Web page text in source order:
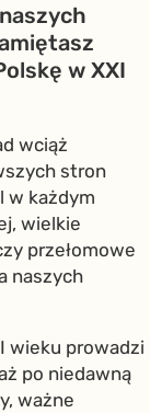
w XXI
wciąż
stron
w każdym
wielkie
przełomowe
naszych
wieku prowadzi
po niedawną
ważne